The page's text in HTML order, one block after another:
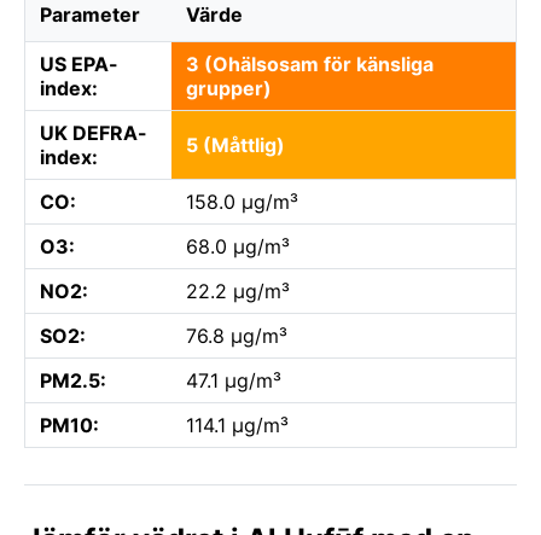
Parameter Värde
US EPA-
index:
3 (Ohälsosam för känsliga
grupper)
UK DEFRA-
index:
5 (Måttlig)
CO:
158.0 µg/m³
O3:
68.0 µg/m³
NO2:
22.2 µg/m³
SO2:
76.8 µg/m³
PM2.5:
47.1 µg/m³
PM10:
114.1 µg/m³